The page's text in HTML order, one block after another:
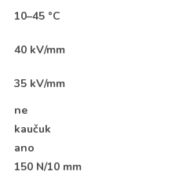
10–45 °C
40 kV/mm
35 kV/mm
ne
kaučuk
ano
150 N/10 mm